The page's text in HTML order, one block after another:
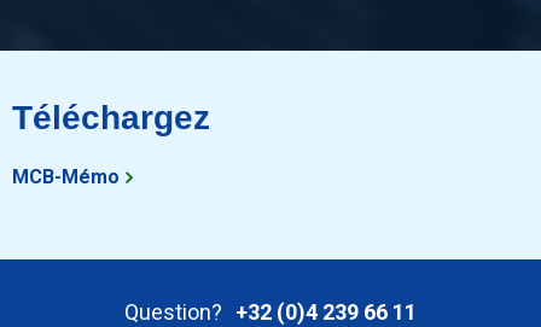
Téléchargez
MCB-Mémo
Question? +32 (0)4 239 66 11